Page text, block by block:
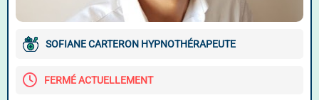
SOFIANE CARTERON HYPNOTHÉRAPEUTE
FERMÉ ACTUELLEMENT